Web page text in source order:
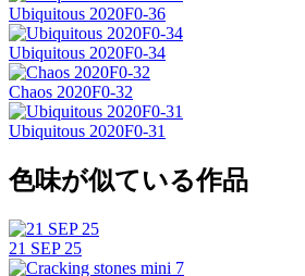
Ubiquitous 2020F0-36
Ubiquitous 2020F0-34
Chaos 2020F0-32
Ubiquitous 2020F0-31
色味が似ている作品
21 SEP 25